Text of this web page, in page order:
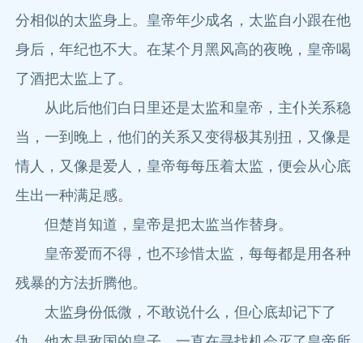
分相似的太监身上。皇帝年少成名，太监自小跟在他
身后，年纪也不大。在某个月黑风高的夜晚，皇帝喝
了酒把太监上了。
从此后他们白日里还是太监和皇帝，主仆关系稳
当，一到晚上，他们的关系又变得极其别扭，又像是
情人，又像是爱人，皇帝每每压着太监，便会从心底
生出一种满足感。
但楚肖知道，皇帝是把太监当作替身。
皇帝爱而不得，也不珍惜太监，每每都是用各种
残暴的方法折腾他。
太监身份低微，不敢说什么，但心底却记下了